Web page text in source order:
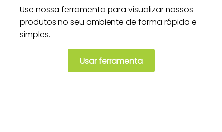
Use nossa ferramenta para visualizar nossos
produtos no seu ambiente de forma rápida e
simples.
Usar ferramenta